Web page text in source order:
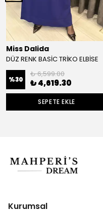
Miss Dalida
DÜZ RENK BASİC TRİKO ELBİSE
%30
₺ 6,599.00
₺ 4,619.30
SEPETE EKLE
Kurumsal